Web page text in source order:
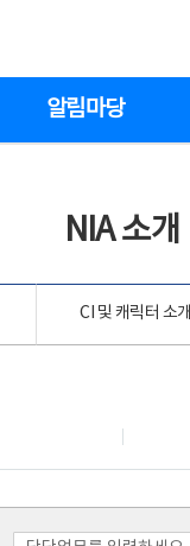
알림마당
NIA 소개
CI 및 캐릭터 소개